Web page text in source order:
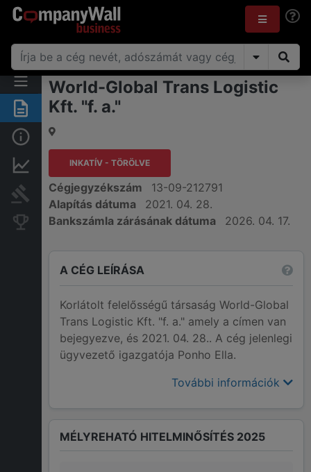
Összegzés
Alap információk
Pénzügyi információk
Bírósági eljárások
Konkurens cégek
World-Global Trans Logistic
Kft. "f. a."
INKATÍV - TÖRÖLVE
Cégjegyzékszám
13-09-212791
Alapítás dátuma
2021. 04. 28.
Bankszámla zárásának dátuma
2026. 04. 17.
A CÉG LEÍRÁSA
Korlátolt felelősségű társaság World-Global
Trans Logistic Kft. "f. a." amely a címen van
bejegyezve, és 2021. 04. 28.. A cég jelenlegi
ügyvezető igazgatója Ponho Ella.
További információk
MÉLYREHATÓ HITELMINŐSÍTÉS 2025